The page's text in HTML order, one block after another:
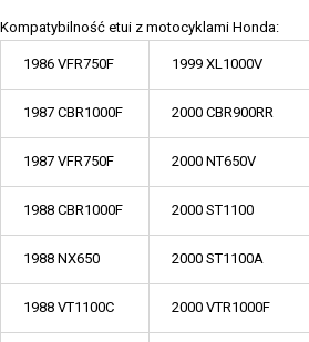
Kompatybilność etui z motocyklami Honda:
1986 VFR750F 1999 XL1000V
1987 CBR1000F 2000 CBR900RR
1987 VFR750F 2000 NT650V
1988 CBR1000F 2000 ST1100
1988 NX650 2000 ST1100A
1988 VT1100C 2000 VTR1000F